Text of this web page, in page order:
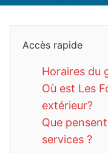
Accès rapide
Horaires du
Où est Les
extérieur?
Que
services ?